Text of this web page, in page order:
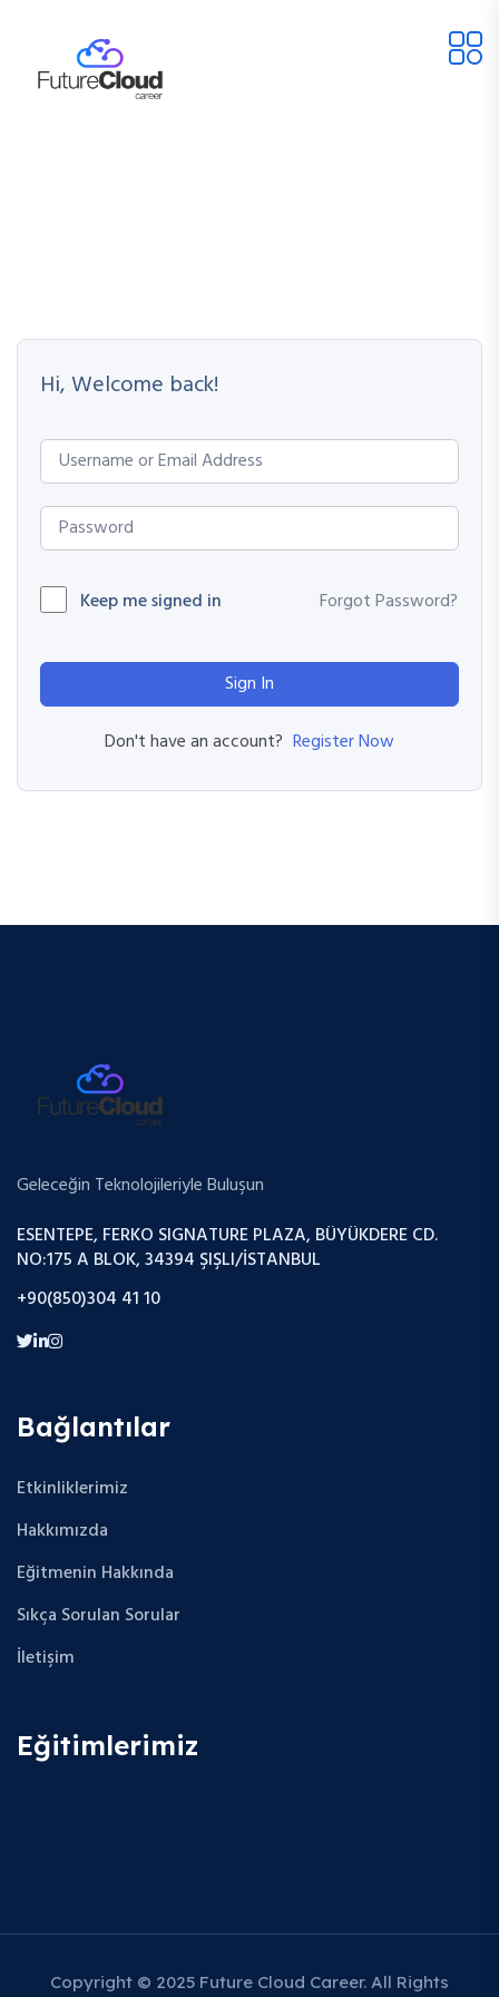
Hi, Welcome back!
Keep me signed in Forgot Password?
Sign In
Don't have an account? Register Now
Geleceğin Teknolojileriyle Buluşun
ESENTEPE, FERKO SIGNATURE PLAZA, BÜYÜKDERE CD.
NO:175 A BLOK, 34394 ŞIŞLI/İSTANBUL
+90(850)304 41 10
Bağlantılar
Etkinliklerimiz
Hakkımızda
Eğitmenin Hakkında
Sıkça Sorulan Sorular
İletişim
Eğitimlerimiz
Copyright © 2025 Future Cloud Career. All Rights